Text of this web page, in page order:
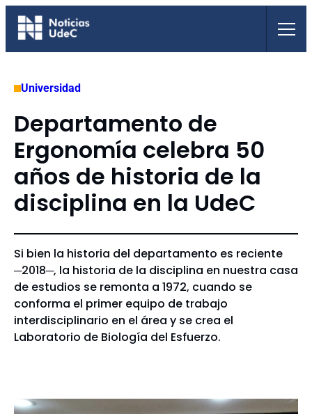
Saltar
Universidad
Departamento de
Ergonomía celebra 50
años de historia de la
disciplina en la UdeC
Si bien la historia del departamento es reciente
─2018─, la historia de la disciplina en nuestra casa
de estudios se remonta a 1972, cuando se
conforma el primer equipo de trabajo
interdisciplinario en el área y se crea el
Laboratorio de Biología del Esfuerzo.